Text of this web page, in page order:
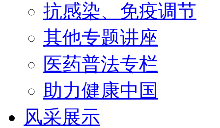
抗感染、免疫调节
其他专题讲座
医药普法专栏
助力健康中国
风采展示